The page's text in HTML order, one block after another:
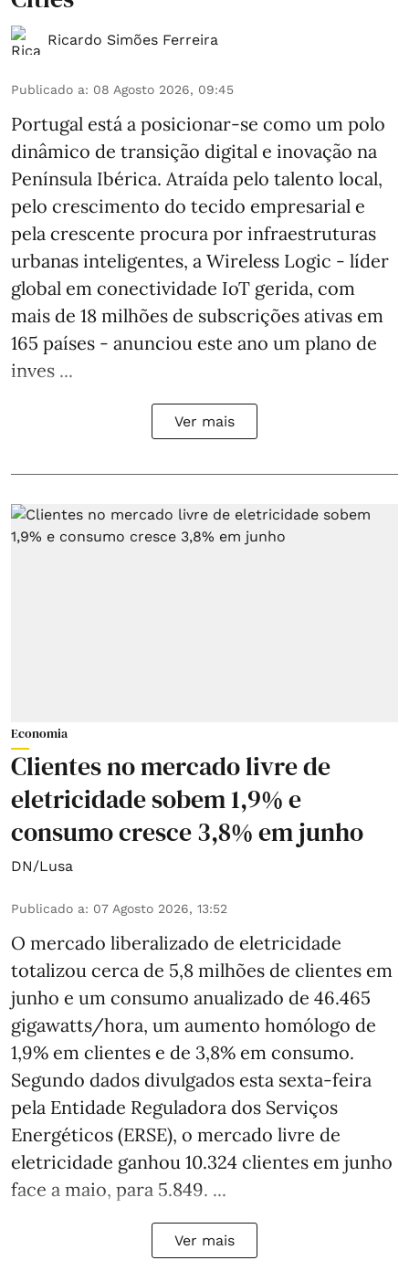
Ricardo Simões Ferreira
Publicado a: 08 Agosto 2026, 09:45
Portugal está a posicionar-se como um polo
dinâmico de transição digital e inovação na
Península Ibérica. Atraída pelo talento local,
pelo crescimento do tecido empresarial e
pela crescente procura por infraestruturas
urbanas inteligentes, a Wireless Logic - líder
global em conectividade IoT gerida, com
mais de 18 milhões de subscrições ativas em
165 países - anunciou este ano um plano de
inves ...
Ver mais
Economia
Clientes no mercado livre de
eletricidade sobem 1,9% e
consumo cresce 3,8% em junho
DN/Lusa
Publicado a: 07 Agosto 2026, 13:52
O mercado liberalizado de eletricidade
totalizou cerca de 5,8 milhões de clientes em
junho e um consumo anualizado de 46.465
gigawatts/hora, um aumento homólogo de
1,9% em clientes e de 3,8% em consumo.
Segundo dados divulgados esta sexta-feira
pela Entidade Reguladora dos Serviços
Energéticos (ERSE), o mercado livre de
eletricidade ganhou 10.324 clientes em junho
face a maio, para 5.849. ...
Ver mais